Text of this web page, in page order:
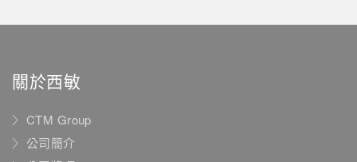
關於西敏
CTM Group
公司簡介